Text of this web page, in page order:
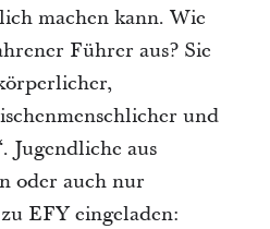
machen kann. Wie
Führer aus? Sie
und
Jugendliche aus
oder auch nur
EFY eingeladen: